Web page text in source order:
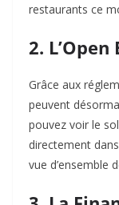
restaurants ce
2.
Grâce aux
peuvent
pouvez voir le
directement
vue d’ensemble